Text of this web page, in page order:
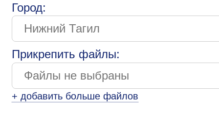
Город:
Прикрепить файлы:
+ добавить больше файлов